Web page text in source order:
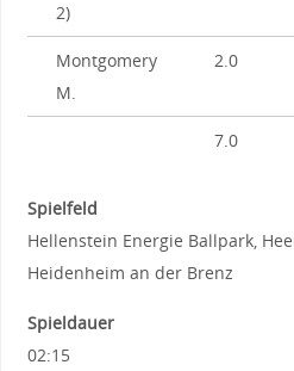
2)
Montgomery
M.
2.0
7.0
Spielfeld
Hellenstein Energie Ballpark,
Heidenheim an der Brenz
Spieldauer
02:15